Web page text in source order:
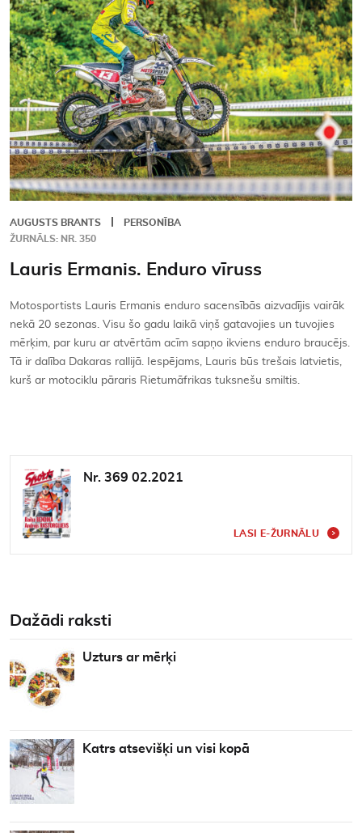
Kontakti
AUGUSTS BRANTS
PERSONĪBA
ŽURNĀLS: NR. 350
Lauris Ermanis. Enduro vīruss
Motosportists Lauris Ermanis enduro sacensībās aizvadījis vairāk
nekā 20 sezonas. Visu šo gadu laikā viņš gatavojies un tuvojies
mērķim, par kuru ar atvērtām acīm sapņo ikviens enduro braucējs.
Tā ir dalība Dakaras rallijā. Iespējams, Lauris būs trešais latvietis,
kurš ar motociklu pāraris Rietumāfrikas tuksnešu smiltis.
Nr. 369 02.2021
LASI E-ŽURNĀLU
Dažādi raksti
Uzturs ar mērķi
Katrs atsevišķi un visi kopā